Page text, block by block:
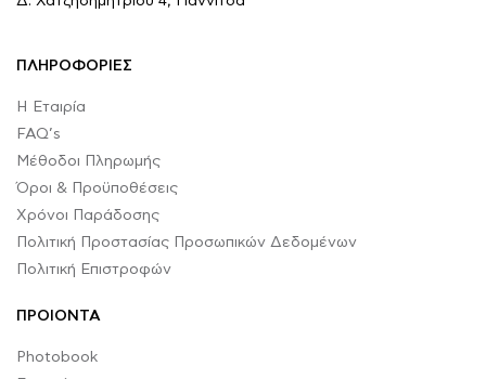
ΠΛΗΡΟΦΟΡΙΕΣ
Η Εταιρία
FAQ’s
Μέθοδοι Πληρωμής
Όροι & Προϋποθέσεις
Χρόνοι Παράδοσης
Πολιτική Προστασίας Προσωπικών Δεδομένων
Πολιτική Επιστροφών
ΠΡΟΙΟΝΤΑ
Photobook